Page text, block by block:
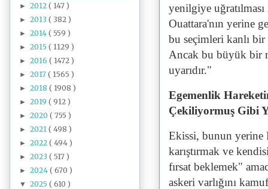
yenilgiye
Ouattara'nın yerine
bu seçimleri kanlı bir
Ancak bu büyük bir
uyarıdır."
Egemenlik
Çekiliyormuş Gibi
Ekissi, bunun yerine
karıştırmak ve
fırsat beklemek"
askeri varlığını
► 2012 ( 147 )
► 2013 ( 382 )
► 2014 ( 559 )
► 2015 ( 1129 )
► 2016 ( 1472 )
► 2017 ( 1565 )
► 2018 ( 1908 )
► 2019 ( 912 )
► 2020 ( 755 )
► 2021 ( 498 )
► 2022 ( 494 )
► 2023 ( 517 )
► 2024 ( 670 )
▼ 2025 ( 610 )